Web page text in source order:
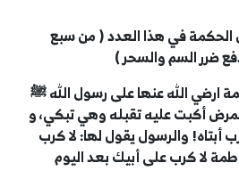
الحكمة في هذا العدد ( من سبع
ضرر السم والسحر )
ارضي الله عنها على رسول اللهﷺ
أكبت عليه تقبله وهي تبكي، و
أبتاه! والرسول يقول لها: لا كرب
لا كرب على أبيك بعد اليوم